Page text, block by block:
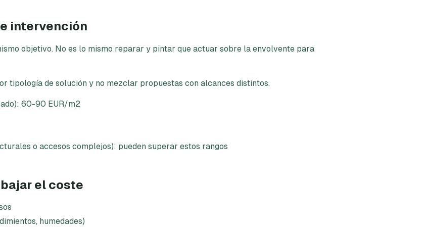
intervención
objetivo. No es lo mismo reparar y pintar que actuar sobre la envolvente para
tipología de solución y no mezclar propuestas con alcances distintos.
60-90 EUR/m2
o accesos complejos): pueden superar estos rangos
el coste
humedades)